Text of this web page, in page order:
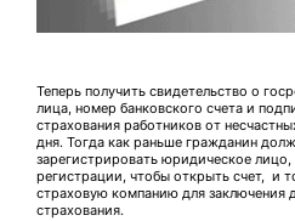
Теперь получить свидетельство о
лица, номер банковского счета и
страхования работников от
дня. Тогда как раньше гражданин
зарегистрировать юридическое лицо,
регистрации, чтобы открыть счет, и
страховую компанию для заключения
страхования.